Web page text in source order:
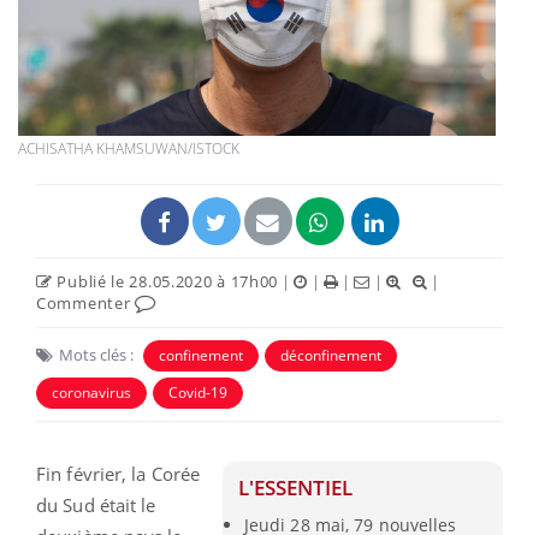
ACHISATHA KHAMSUWAN/ISTOCK
Publié le 28.05.2020 à 17h00 | | | |
|
Commenter
Mots clés : confinement
déconfinement
coronavirus
Covid-19
L'ESSENTIEL
Jeudi 28 mai, 79 nouvelles
Fin février, la Corée
du Sud était le